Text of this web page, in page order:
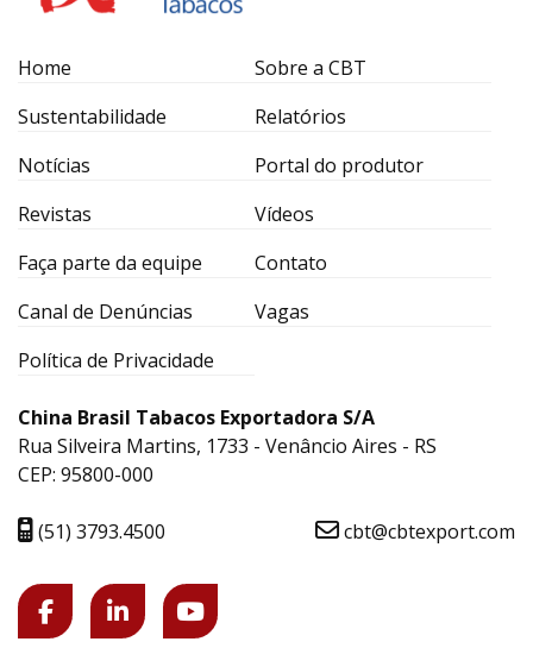
Home
Sobre a CBT
Sustentabilidade
Relatórios
Notícias
Portal do produtor
Revistas
Vídeos
Faça parte da equipe
Contato
Canal de Denúncias
Vagas
Política de Privacidade
China Brasil Tabacos Exportadora S/A
Rua Silveira Martins, 1733 - Venâncio Aires - RS
CEP: 95800-000
(51) 3793.4500 cbt@cbtexport.com